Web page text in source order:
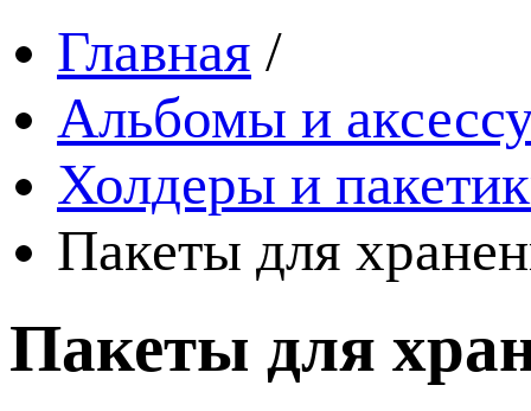
Главная /
Альбомы и
Холдеры и
Пакеты для
Пакеты для